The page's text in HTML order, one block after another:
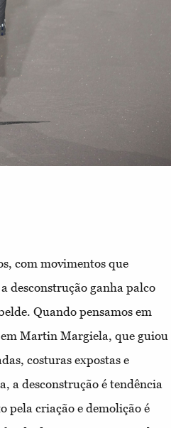
com movimentos que
desconstrução ganha palco
Quando pensamos em
Martin Margiela, que guiou
costuras expostas e
a desconstrução é tendência
pela criação e demolição é